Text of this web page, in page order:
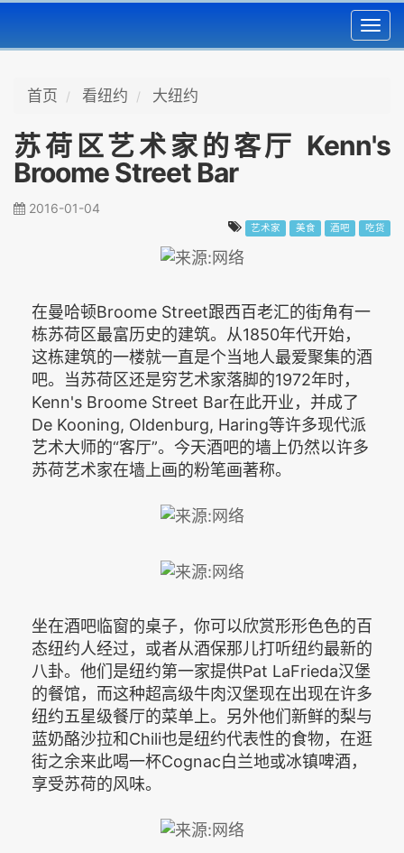
首页 看纽约 大纽约
苏荷区艺术家的客厅 Kenn's
Broome Street Bar
2016-01-04
艺术家 美食 酒吧 吃货
在曼哈顿Broome Street跟西百老汇的街角有一
栋苏荷区最富历史的建筑。从1850年代开始，
这栋建筑的一楼就一直是个当地人最爱聚集的酒
吧。当苏荷区还是穷艺术家落脚的1972年时，
Kenn's Broome Street Bar在此开业，并成了
De Kooning, Oldenburg, Haring等许多现代派
艺术大师的“客厅”。今天酒吧的墙上仍然以许多
苏荷艺术家在墙上画的粉笔画著称。
坐在酒吧临窗的桌子，你可以欣赏形形色色的百
态纽约人经过，或者从酒保那儿打听纽约最新的
八卦。他们是纽约第一家提供Pat LaFrieda汉堡
的餐馆，而这种超高级牛肉汉堡现在出现在许多
纽约五星级餐厅的菜单上。另外他们新鲜的梨与
蓝奶酪沙拉和Chili也是纽约代表性的食物，在逛
街之余来此喝一杯Cognac白兰地或冰镇啤酒，
享受苏荷的风味。